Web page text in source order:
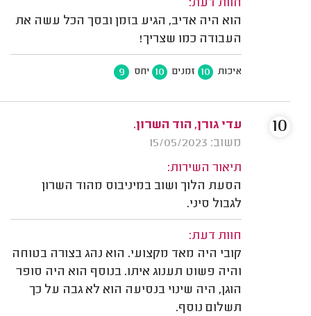
חוות דעת:
הוא היה אדיב, הגיע בזמן ובסך הכל עשה את
העבודה כמו שצריך!
איכות 10 זמנים 10 יחס 9
עדי גורן, הוד השרון.
משוב: 15/05/2023
תיאור השירות:
הסעת הלוך ושוב במיניבוס מהוד השרון
לגבול סיני.
חוות דעת:
קובי היה מאד מקצועי. הוא נהג בצורה בטוחה
והיה פשוט תענוג איתו. בנוסף הוא היה סופר
הוגן, היה שינוי בנסיעה הוא לא גבה על כך
תשלום נוסף.
10